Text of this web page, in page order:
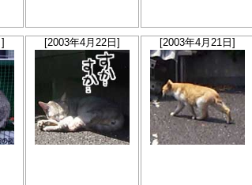
[2003年4月22日] [2003年4月21日]